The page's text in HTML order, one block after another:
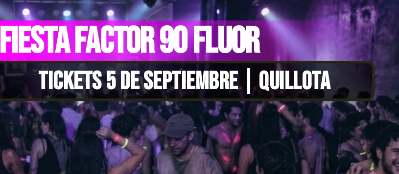
FIESTA FACTOR 90 FLUOR
TICKETS 5 DE SEPTIEMBRE | QUILLOTA